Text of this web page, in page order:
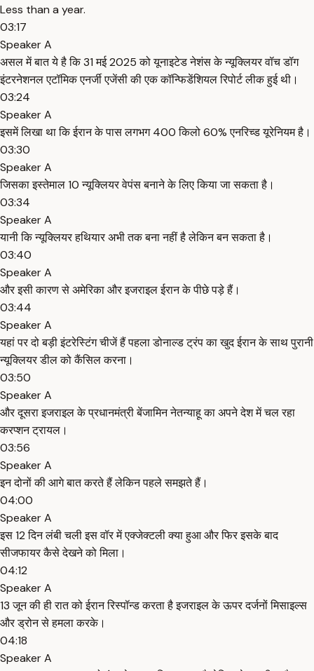
Less than a year.
03:17
Speaker A
असल में बात ये है कि 31 मई 2025 को यूनाइटेड नेशंस के न्यूक्लियर वॉच डॉग
इंटरनेशनल एटॉमिक एनर्जी एजेंसी की एक कॉन्फिडेंशियल रिपोर्ट लीक हुई थी।
03:24
Speaker A
इसमें लिखा था कि ईरान के पास लगभग 400 किलो 60% एनरिच्ड यूरेनियम है।
03:30
Speaker A
जिसका इस्तेमाल 10 न्यूक्लियर वेपंस बनाने के लिए किया जा सकता है।
03:34
Speaker A
यानी कि न्यूक्लियर हथियार अभी तक बना नहीं है लेकिन बन सकता है।
03:40
Speaker A
और इसी कारण से अमेरिका और इजराइल ईरान के पीछे पड़े हैं।
03:44
Speaker A
यहां पर दो बड़ी इंटरेस्टिंग चीजें हैं पहला डोनाल्ड ट्रंप का खुद ईरान के साथ पुरानी
न्यूक्लियर डील को कैंसिल करना।
03:50
Speaker A
और दूसरा इजराइल के प्रधानमंत्री बेंजामिन नेतन्याहू का अपने देश में चल रहा
करप्शन ट्रायल।
03:56
Speaker A
इन दोनों की आगे बात करते हैं लेकिन पहले समझते हैं।
04:00
Speaker A
इस 12 दिन लंबी चली इस वॉर में एक्जेक्टली क्या हुआ और फिर इसके बाद
सीजफायर कैसे देखने को मिला।
04:12
Speaker A
13 जून की ही रात को ईरान रिस्पॉन्ड करता है इजराइल के ऊपर दर्जनों मिसाइल्स
और ड्रोन से हमला करके।
04:18
Speaker A